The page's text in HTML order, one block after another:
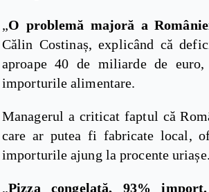
„O problemă majoră a
Călin Costinaș, explicând că
aproape 40 de miliarde de
importurile alimentare.
Managerul a criticat faptul că
care ar putea fi fabricate local,
importurile ajung la procente uriașe.
„Pizza congelată, 93%